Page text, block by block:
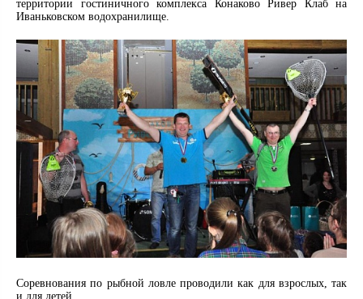
территории гостиничного комплекса Конаково Ривер Клаб на
Иваньковском водохранилище.
Соревнования по рыбной ловле проводили как для взрослых, так
и для детей.